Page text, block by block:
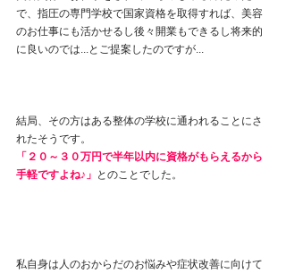
で、指圧の専門学校で国家資格を取得すれば、美容
のお仕事にも活かせるし後々開業もできるし将来的
に良いのでは...とご提案したのですが...
結局、その方はある整体の学校に通われることにさ
れたそうです。
「２０～３０万円で半年以内に資格がもらえるから
手軽ですよね♪」 とのことでした。
私自身は人のおからだのお悩みや症状改善に向けて